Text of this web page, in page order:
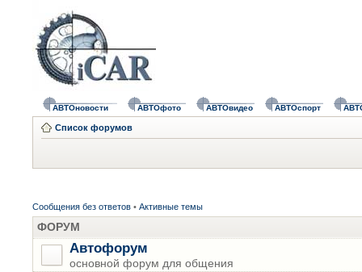
АВТОновости АВТОфото АВТОвидео АВТОспорт
Список форумов
Сообщения без ответов • Активные темы
ФОРУМ
Автофорум
основной форум для общения